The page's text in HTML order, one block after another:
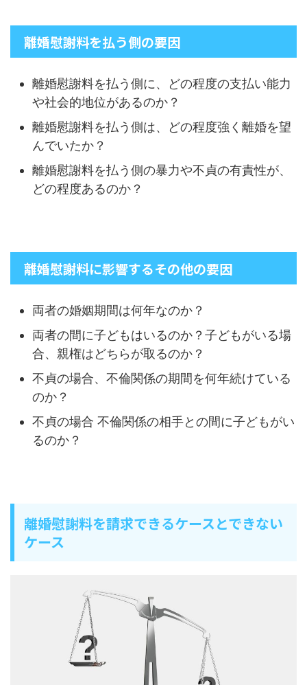
離婚慰謝料を払う側の要因
離婚慰謝料を払う側に、どの程度の支払い能力
や社会的地位があるのか？
離婚慰謝料を払う側は、どの程度強く離婚を望
んでいたか？
離婚慰謝料を払う側の暴力や不貞の有責性が、
どの程度あるのか？
離婚慰謝料に影響するその他の要因
両者の婚姻期間は何年なのか？
両者の間に子どもはいるのか？子どもがいる場
合、親権はどちらが取るのか？
不貞の場合、不倫関係の期間を何年続けている
のか？
不貞の場合 不倫関係の相手との間に子どもがい
るのか？
離婚慰謝料を請求できるケースとできない
ケース